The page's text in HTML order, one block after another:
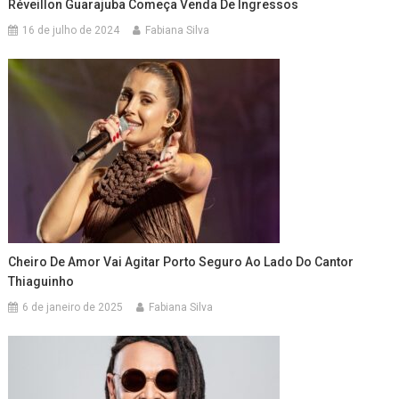
Réveillon Guarajuba Começa Venda De Ingressos
16 de julho de 2024 Fabiana Silva
Cheiro De Amor Vai Agitar Porto Seguro Ao Lado Do Cantor
Thiaguinho
6 de janeiro de 2025 Fabiana Silva